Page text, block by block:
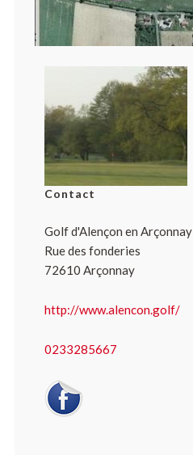
Contact
Golf d'Alençon en Arçonnay
Rue des fonderies
72610 Arçonnay
http://www.alencon.golf/
0233285667